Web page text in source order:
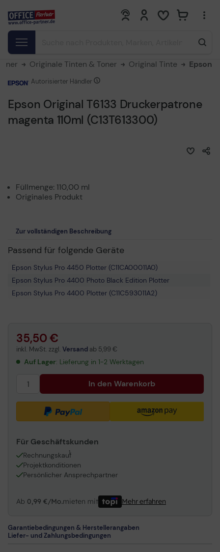
0 0
Originale Tinten & Toner Original Tinte Epson
Epson Original T6133 Druckerpatrone
magenta 110ml (C13T613300)
Autorisierter Händler
Füllmenge: 110,00 ml
Originales Produkt
Zur vollständigen Beschreibung
Passend für folgende Geräte
Epson Stylus Pro 4450 Plotter (C11CA00011A0)
Epson Stylus Pro 4400 Photo Black Edition Plotter
Epson Stylus Pro 4400 Plotter (C11C593011A2)
35,50 €
inkl. MwSt. zzgl. Versand ab 5,99 €
Auf Lager: Lieferung in 1-2 Werktagen
In den Warenkorb
Für Geschäftskunden
Rechnungskauf
1
Projektkonditionen
Persönlicher Ansprechpartner
Ab 0,99 €/Mo.mieten mit Mehr erfahren
Garantiebedingungen & Herstellerangaben
Liefer- und Zahlungsbedingungen